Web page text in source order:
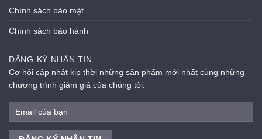
Chính sách bảo mật
Chính sách bảo hành
ĐĂNG KÝ NHẬN TIN
Cơ hội cập nhật kịp thời những sản phẩm mới nhất cùng những
chương trình giảm giá của chúng tôi.